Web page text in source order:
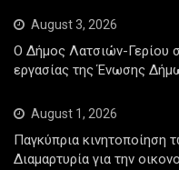
August 3, 2026
Ο Δήμος Λατσιών-Γερίου
εργασίας της Ένωσης
August 1, 2026
Παγκύπρια κινητοποίηση
Διαμαρτυρία για την